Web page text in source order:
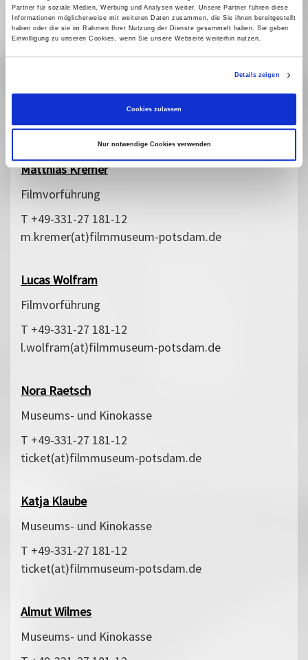
Partner für soziale Medien, Werbung und Analysen weiter. Unsere Partner führen diese
Informationen möglicherweise mit weiteren Daten zusammen, die Sie ihnen bereitgestellt
haben oder die sie im Rahmen Ihrer Nutzung der Dienste gesammelt haben. Sie geben
Einwilligung zu unseren Cookies, wenn Sie unsere Webseite weiterhin nutzen.
Details zeigen
Cookies zulassen
Nur notwendige Cookies verwenden
k.schoenherr(at)filmmuseum-potsdam.de
Dietmar Grieß
T +49-331-27 181-12
d.griess(at)filmmuseum-potsdam.de
Matthias Kremer
Filmvorführung
T +49-331-27 181-12
m.kremer(at)filmmuseum-potsdam.de
Lucas Wolfram
Filmvorführung
T +49-331-27 181-12
l.wolfram(at)filmmuseum-potsdam.de
Nora Raetsch
Museums- und Kinokasse
T +49-331-27 181-12
ticket(at)filmmuseum-potsdam.de
Katja Klaube
Museums- und Kinokasse
T +49-331-27 181-12
ticket(at)filmmuseum-potsdam.de
Almut Wilmes
Museums- und Kinokasse